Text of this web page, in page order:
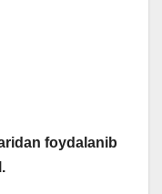
foydalanib